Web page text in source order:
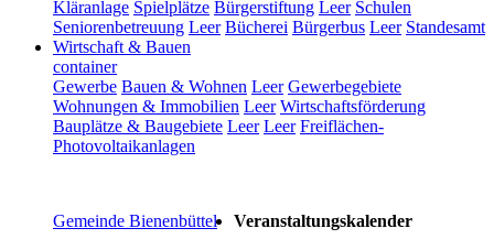
Kläranlage Spielplätze Bürgerstiftung Leer Schulen
Seniorenbetreuung Leer Bücherei Bürgerbus Leer Standesamt
Wirtschaft & Bauen
container
Gewerbe Bauen & Wohnen Leer Gewerbegebiete
Wohnungen & Immobilien Leer Wirtschaftsförderung
Bauplätze & Baugebiete Leer Leer Freiflächen-
Photovoltaikanlagen
Gemeinde Bienenbüttel Veranstaltungskalender